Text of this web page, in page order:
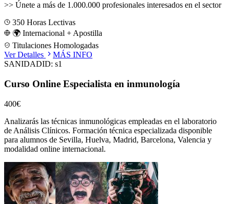
>> Únete a más de 1.000.000 profesionales interesados en el sector
350 Horas Lectivas
🌍 Internacional + Apostilla
Titulaciones Homologadas
Ver Detalles
MÁS INFO
SANIDADID: s1
Curso Online Especialista en inmunología
400€
Analizarás las técnicas inmunológicas empleadas en el laboratorio
de Análisis Clínicos. Formación técnica especializada disponible
para alumnos de Sevilla, Huelva, Madrid, Barcelona, Valencia y
modalidad online internacional.